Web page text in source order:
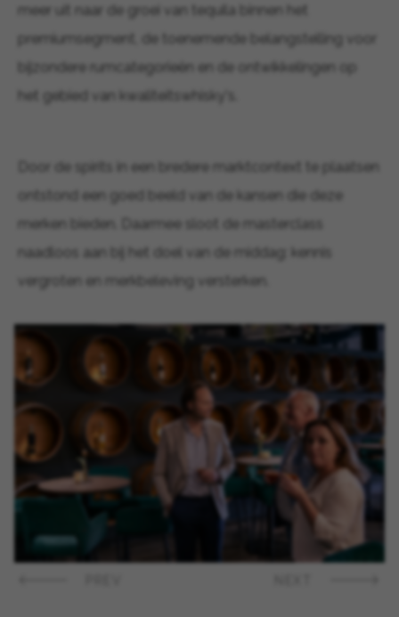
meer uit naar de groei van tequila binnen het
premiumsegment, de toenemende belangstelling voor
bijzondere rumcategorieën en de ontwikkelingen op
het gebied van kwaliteitswhisky's.
Door de spirits in een bredere marktcontext te plaatsen
ontstond een goed beeld van de kansen die deze
merken bieden. Daarmee sloot de masterclass
naadloos aan bij het doel van de middag: kennis
vergroten en merkbeleving versterken.